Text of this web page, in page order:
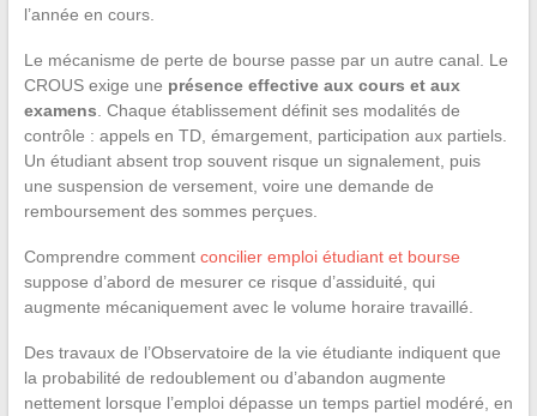
l’année en cours.
Le mécanisme de perte de bourse passe par un autre canal. Le
CROUS exige une présence effective aux cours et aux
examens . Chaque établissement définit ses modalités de
contrôle : appels en TD, émargement, participation aux partiels.
Un étudiant absent trop souvent risque un signalement, puis
une suspension de versement, voire une demande de
remboursement des sommes perçues.
Comprendre comment concilier emploi étudiant et bourse
suppose d’abord de mesurer ce risque d’assiduité, qui
augmente mécaniquement avec le volume horaire travaillé.
Des travaux de l’Observatoire de la vie étudiante indiquent que
la probabilité de redoublement ou d’abandon augmente
nettement lorsque l’emploi dépasse un temps partiel modéré, en